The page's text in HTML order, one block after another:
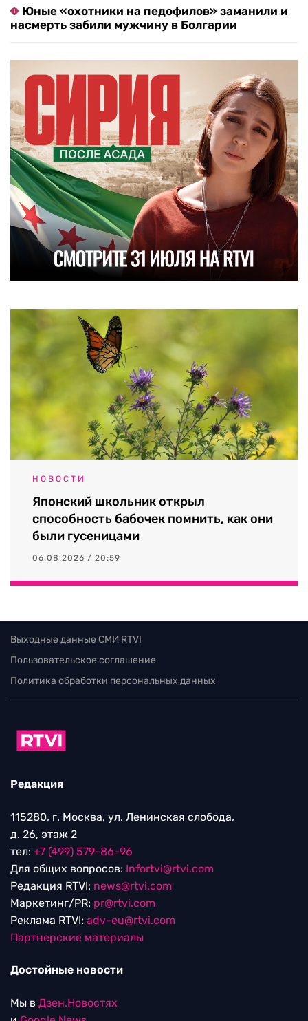
Юные «охотники на педофилов» заманили и
насмерть забили мужчину в Болгарии
НОВОСТИ
Японский школьник открыл
способность бабочек помнить, как они
были гусеницами
06.08.2026 / 20:59
Выходные данные СМИ RTVI
Пользовательское соглашение
Политика обработки персональных данных
Редакция
115280, г. Москва, ул. Ленинская слобода,
д. 26, этаж 2
тел: +7 (499) 579-86-96
Для общих вопросов: Infortvi@rtvi.com
Редакция RTVI: news@rtvi.com
Маркетинг/PR: pr@rtvi.com
Реклама RTVI: adv-eu@rtvi.com
Партнерские материалы
Достойные новости
Мы в Дзен.Новостях